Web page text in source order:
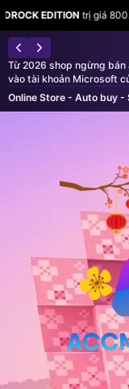
20:25 05/08
Từ 2026 shop ngừng bán
vào tài khoản Microsoft
Online Store - Auto buy